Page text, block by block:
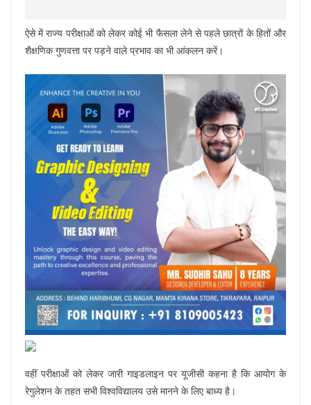
ऐसे में राज्य परीक्षाओं को लेकर कोई भी फैसला लेने से पहले छात्रों के हितों और
शैक्षणिक गुणवत्ता पर पड़ने वाले प्रभाव का भी आंकलन करें।
वहीं परीक्षाओं को लेकर जारी गाइडलाइन पर यूजीसी कहना है कि आयोग के
रेगुलेशन के तहत सभी विश्वविद्यालय उसे मानने के लिए बाध्य है।